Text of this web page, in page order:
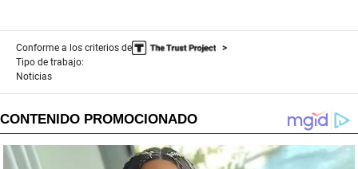
Conforme a los criterios de
Tipo de trabajo:
Noticias